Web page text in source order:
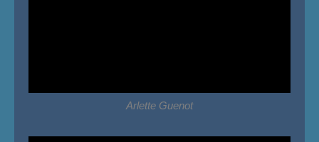
Arlette Guenot